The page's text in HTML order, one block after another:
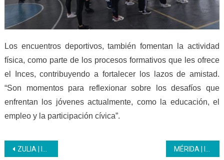
Los encuentros deportivos, también fomentan la actividad
física, como parte de los procesos formativos que les ofrece
el Inces, contribuyendo a fortalecer los lazos de amistad.
“Son momentos para reflexionar sobre los desafíos que
enfrentan los jóvenes actualmente, como la educación, el
empleo y la participación cívica”.
Navegación
ZULIA | Inces certifica a jóvenes con capacidades especiales MÉRIDA | Inces forma a trabajadores del Teleférico de Mérida como herreros